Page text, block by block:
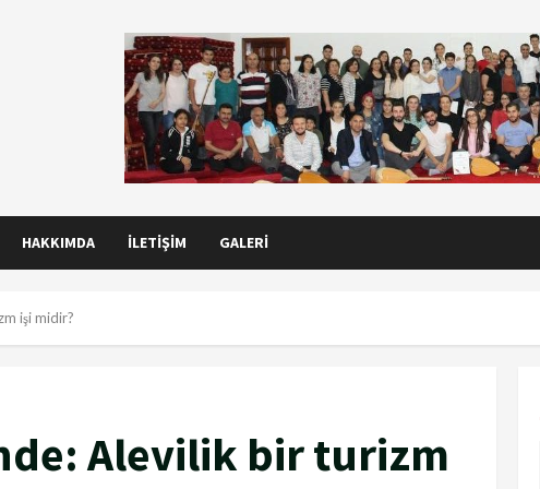
HAKKIMDA İLETIŞIM GALERI
işi midir?
Alevilik bir turizm